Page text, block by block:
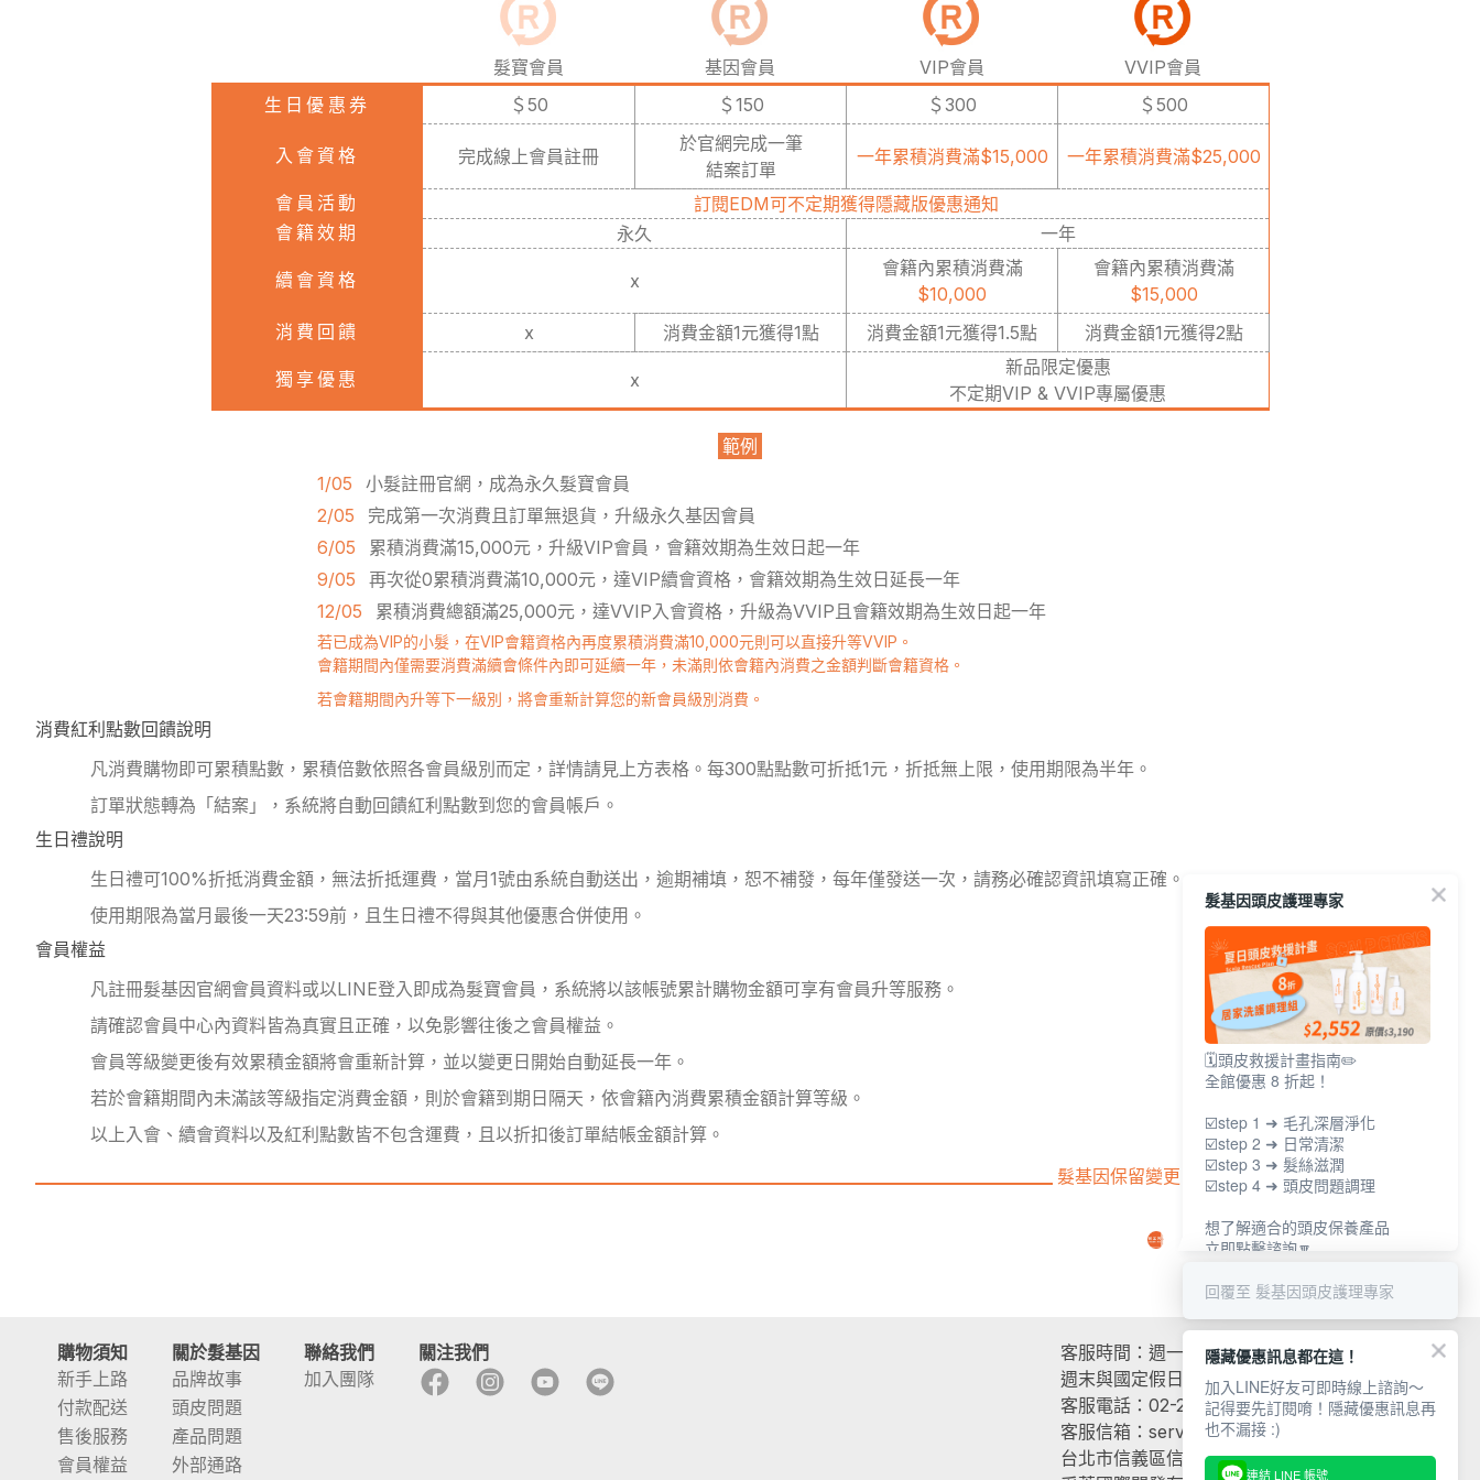
髮寶會員 基因會員 VIP會員
VVIP會員
生日優惠券
＄50 ＄150 ＄300 ＄500
入會資格 完成線上會員註冊
於官網完成一筆
結案訂單
一年累積消費滿$15,000 一年累積消費滿$25,000
會員活動
訂閱EDM可不定期獲得隱藏版優惠通知
會籍效期
永久 一年
續會資格 x
會籍內累積消費滿
$10,000
會籍內累積消費滿
$15,000
消費回饋
x 消費金額1元獲得1點 消費金額1元獲得1.5點 消費金額1元獲得2點
獨享優惠 x
新品限定優惠
不定期VIP & VVIP專屬優惠
範例
1/05
小髮註冊官網，成為永久髮寶會員
2/05
完成第一次消費且訂單無退貨，升級永久基因會員
6/05
累積消費滿15,000元，升級VIP會員，會籍效期為生效日起一年
9/05
再次從0累積消費滿10,000元，達VIP續會資格，會籍效期為生效日延長一年
12/05
累積消費總額滿25,000元，達VVIP入會資格，升級為VVIP且會籍效期為生效日起一年
若已成為VIP的小髮，在VIP會籍資格內再度累積消費滿10,000元則可以直接升等VVIP。
會籍期間內僅需要消費滿續會條件內即可延續一年，未滿則依會籍內消費之金額判斷會籍資格。
若會籍期間內升等下一級別，將會重新計算您的新會員級別消費。
消費紅利點數回饋說明
凡消費購物即可累積點數，累積倍數依照各會員級別而定，詳情請見上方表格。每300點點數可折抵1元，折抵無上限，使用期限為半年。
訂單狀態轉為「結案」，系統將自動回饋紅利點數到您的會員帳戶。
生日禮說明
生日禮可100%折抵消費金額，無法折抵運費，當月1號由系統自動送出，逾期補填，恕不補發，每年僅發送一次，請務必確認資訊填寫正確。
使用期限為當月最後一天23:59前，且生日禮不得與其他優惠合併使用。
會員權益
凡註冊髮基因官網會員資料或以LINE登入即成為髮寶會員，系統將以該帳號累計購物金額可享有會員升等服務。
請確認會員中心內資料皆為真實且正確，以免影響往後之會員權益。
會員等級變更後有效累積金額將會重新計算，並以變更日開始自動延長一年。
若於會籍期間內未滿該等級指定消費金額，則於會籍到期日隔天，依會籍內消費累積金額計算等級。
以上入會、續會資料以及紅利點數皆不包含運費，且以折扣後訂單結帳金額計算。
髮基因保留變更、中止、調整會員權益細項之權利
購物須知
新手上路
付款配送
售後服務
會員權益
關於髮基因
品牌故事
頭皮問題
產品問題
外部通路
聯絡我們
加入團隊
關注我們
客服時間：週一至週五 9:00~17:30
週末與國定假日除外
客服電話：02-2725-1326
客服信箱： service@scalprecovery.com
台北市信義區信義路五段150巷10號B2
髮基因頭皮護理專家
🗓️頭皮救援計畫指南✏️
全館優惠 8 折起！
☑️step 1 ➜ 毛孔深層淨化
☑️step 2 ➜ 日常清潔
☑️step 3 ➜ 髮絲滋潤
☑️step 4 ➜ 頭皮問題調理
想了解適合的頭皮保養產品
立即點擊諮詢🔽
回覆至 髮基因頭皮護理專家
隱藏優惠訊息都在這！
加入LINE好友可即時線上諮詢～
記得要先訂閱唷！隱藏優惠訊息再
也不漏接 :)
連結 LINE 帳號